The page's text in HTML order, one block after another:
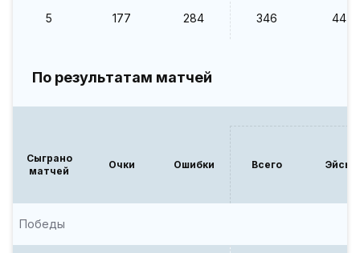
5 177 284 346 44
По результатам матчей
Сыграно
матчей
Очки Ошибки Всего Эйсы
Победы